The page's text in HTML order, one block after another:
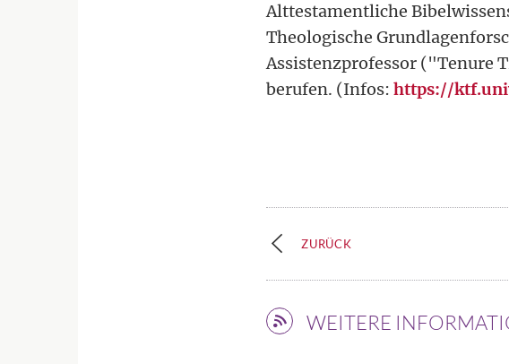
Alttestamentliche
Theologische
Assistenzprofessor ("Tenure
berufen. (Infos: https://
ZURÜCK
WEITERE